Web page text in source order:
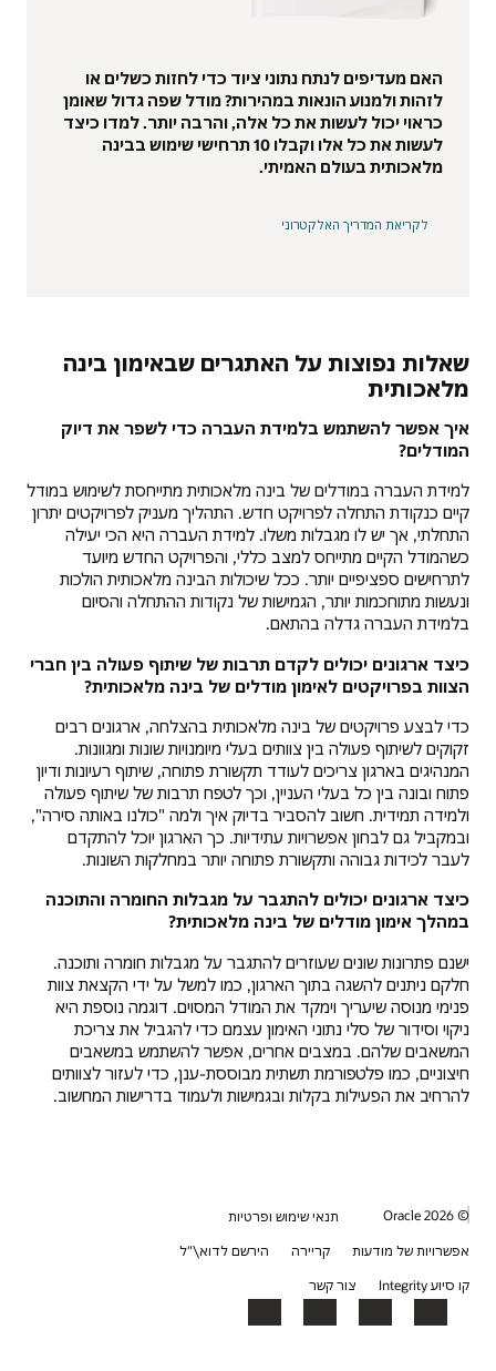
האם מעדיפים לנתח נתוני ציוד כדי לחזות כשלים או
לזהות ולמנוע הונאות במהירות? מודל שפה גדול שאומן
כראוי יכול לעשות את כל אלה, והרבה יותר. למדו כיצד
לעשות את כל אלו וקבלו 10 תרחישי שימוש בבינה
מלאכותית בעולם האמיתי.
לקריאת המדריך האלקטרוני
שאלות נפוצות על האתגרים שבאימון בינה
מלאכותית
איך אפשר להשתמש בלמידת העברה כדי לשפר את דיוק
המודלים?
למידת העברה במודלים של בינה מלאכותית מתייחסת לשימוש במודל
קיים כנקודת התחלה לפרויקט חדש. התהליך מעניק לפרויקטים יתרון
התחלתי, אך יש לו מגבלות משלו. למידת העברה היא הכי יעילה
כשהמודל הקיים מתייחס למצב כללי, והפרויקט החדש מיועד
לתרחישים ספציפיים יותר. ככל שיכולות הבינה מלאכותית הולכות
ונעשות מתוחכמות יותר, הגמישות של נקודות ההתחלה והסיום
בלמידת העברה גדלה בהתאם.
כיצד ארגונים יכולים לקדם תרבות של שיתוף פעולה בין חברי
הצוות בפרויקטים לאימון מודלים של בינה מלאכותית?
כדי לבצע פרויקטים של בינה מלאכותית בהצלחה, ארגונים רבים
זקוקים לשיתוף פעולה בין צוותים בעלי מיומנויות שונות ומגוונות.
המנהיגים בארגון צריכים לעודד תקשורת פתוחה, שיתוף רעיונות ודיון
פתוח ובונה בין כל בעלי העניין, וכך לטפח תרבות של שיתוף פעולה
ולמידה תמידית. חשוב להסביר בדיוק איך ולמה "כולנו באותה סירה",
ובמקביל גם לבחון אפשרויות עתידיות. כך הארגון יוכל להתקדם
לעבר לכידות גבוהה ותקשורת פתוחה יותר במחלקות השונות.
כיצד ארגונים יכולים להתגבר על מגבלות החומרה והתוכנה
במהלך אימון מודלים של בינה מלאכותית?
ישנם פתרונות שונים שעוזרים להתגבר על מגבלות חומרה ותוכנה.
חלקם ניתנים להשגה בתוך הארגון, כמו למשל על ידי הקצאת צוות
פנימי מנוסה שיעריך וימקד את המודל המסוים. דוגמה נוספת היא
ניקוי וסידור של סלי נתוני האימון עצמם כדי להגביל את צריכת
המשאבים שלהם. במצבים אחרים, אפשר להשתמש במשאבים
חיצוניים, כמו פלטפורמת תשתית מבוססת-ענן, כדי לעזור לצוותים
להרחיב את הפעילות בקלות ובגמישות ולעמוד בדרישות המחשוב.
© 2026 Oracle
תנאי שימוש ופרטיות
אפשרויות של מודעות
קריירה
הירשם לדוא\"ל
קו סיוע Integrity
צור קשר
Facebook
X
LinkedIn
YouTube